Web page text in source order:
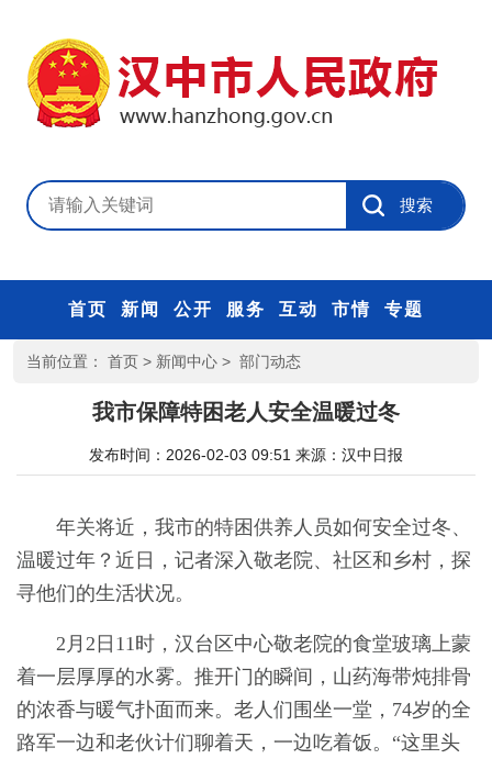
首页 新闻 公开 服务 互动 市情 专题
当前位置： 首页 > 新闻中心 > 部门动态
我市保障特困老人安全温暖过冬
发布时间：2026-02-03 09:51 来源： 汉中日报
年关将近，我市的特困供养人员如何安全过冬、
温暖过年？近日，记者深入敬老院、社区和乡村，探
寻他们的生活状况。
2月2日11时，汉台区中心敬老院的食堂玻璃上蒙
着一层厚厚的水雾。推开门的瞬间，山药海带炖排骨
的浓香与暖气扑面而来。老人们围坐一堂，74岁的全
路军一边和老伙计们聊着天，一边吃着饭。“这里头